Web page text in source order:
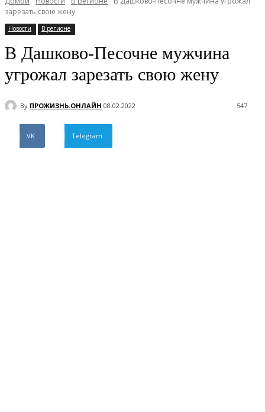
зарезать свою жену
Новости В регионе
В Дашково-Песочне мужчина
угрожал зарезать свою жену
By ПРОЖИЗНЬ.ОНЛАЙН 08.02.2022 547
VK Telegram